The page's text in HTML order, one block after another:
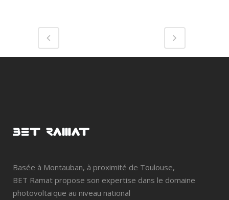
Basée à Montauban, à proximité de Toulouse,
BET Ramat propose son expertise dans le domaine
photovoltaïque au niveau national